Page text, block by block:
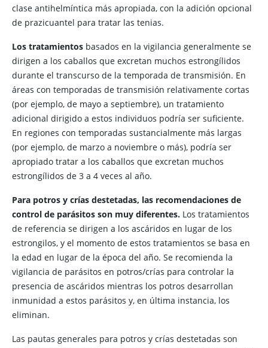
clase antihelmíntica más apropiada, con la adición opcional
de prazicuantel para tratar las tenias.
Los tratamientos basados en la vigilancia generalmente se
dirigen a los caballos que excretan muchos estrongílidos
durante el transcurso de la temporada de transmisión. En
áreas con temporadas de transmisión relativamente cortas
(por ejemplo, de mayo a septiembre), un tratamiento
adicional dirigido a estos individuos podría ser suficiente.
En regiones con temporadas sustancialmente más largas
(por ejemplo, de marzo a noviembre o más), podría ser
apropiado tratar a los caballos que excretan muchos
estrongílidos de 3 a 4 veces al año.
Para potros y crías destetadas, las recomendaciones de
control de parásitos son muy diferentes. Los tratamientos
de referencia se dirigen a los ascáridos en lugar de los
estrongilos, y el momento de estos tratamientos se basa en
la edad en lugar de la época del año. Se recomienda la
vigilancia de parásitos en potros/crías para controlar la
presencia de ascáridos mientras los potros desarrollan
inmunidad a estos parásitos y, en última instancia, los
eliminan.
Las pautas generales para potros y crías destetadas son